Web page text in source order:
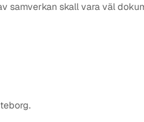
samverkan skall vara väl